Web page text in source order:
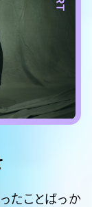
たことばっか